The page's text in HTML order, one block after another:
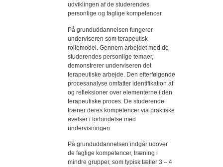
udviklingen af de studerendes
personlige og faglige kompetencer.
På grunduddannelsen fungerer
underviseren som terapeutisk
rollemodel. Gennem arbejdet med de
studerendes personlige temaer,
demonstrerer underviseren det
terapeutiske arbejde. Den efterfølgende
procesanalyse omfatter identifikation af
og refleksioner over elementerne i den
terapeutiske proces. De studerende
træner deres kompetencer via praktiske
øvelser i forbindelse med
undervisningen.
På grunduddannelsen indgår udover
de faglige kompetencer, træning i
mindre grupper, som typisk tæller 3 – 4